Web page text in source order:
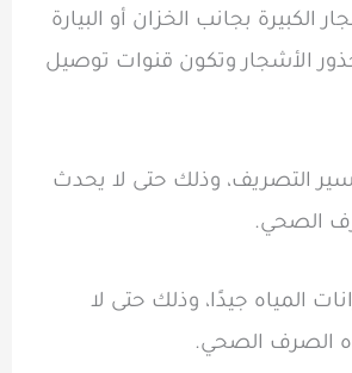
الكبيرة بجانب الخزان أو البيارة
الأشجار وتكون قنوات توصيل
التصريف، وذلك حتى لا يحدث
الصحي.
المياه جيدًا، وذلك حتى لا
الصرف الصحي.